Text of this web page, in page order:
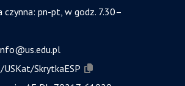
czynna: pn-pt, w godz. 7.30–
/USKat/SkrytkaESP